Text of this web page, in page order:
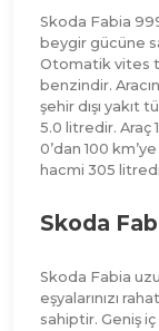
Skoda Fabia
beygir gücüne
Otomatik vites
benzindir.
şehir dışı
5.0 litredir. Araç
0’dan 100
hacmi 305
Skoda
Skoda Fabia
eşyalarınızı
sahiptir. Geniş